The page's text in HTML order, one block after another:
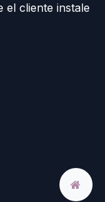
el cliente instale